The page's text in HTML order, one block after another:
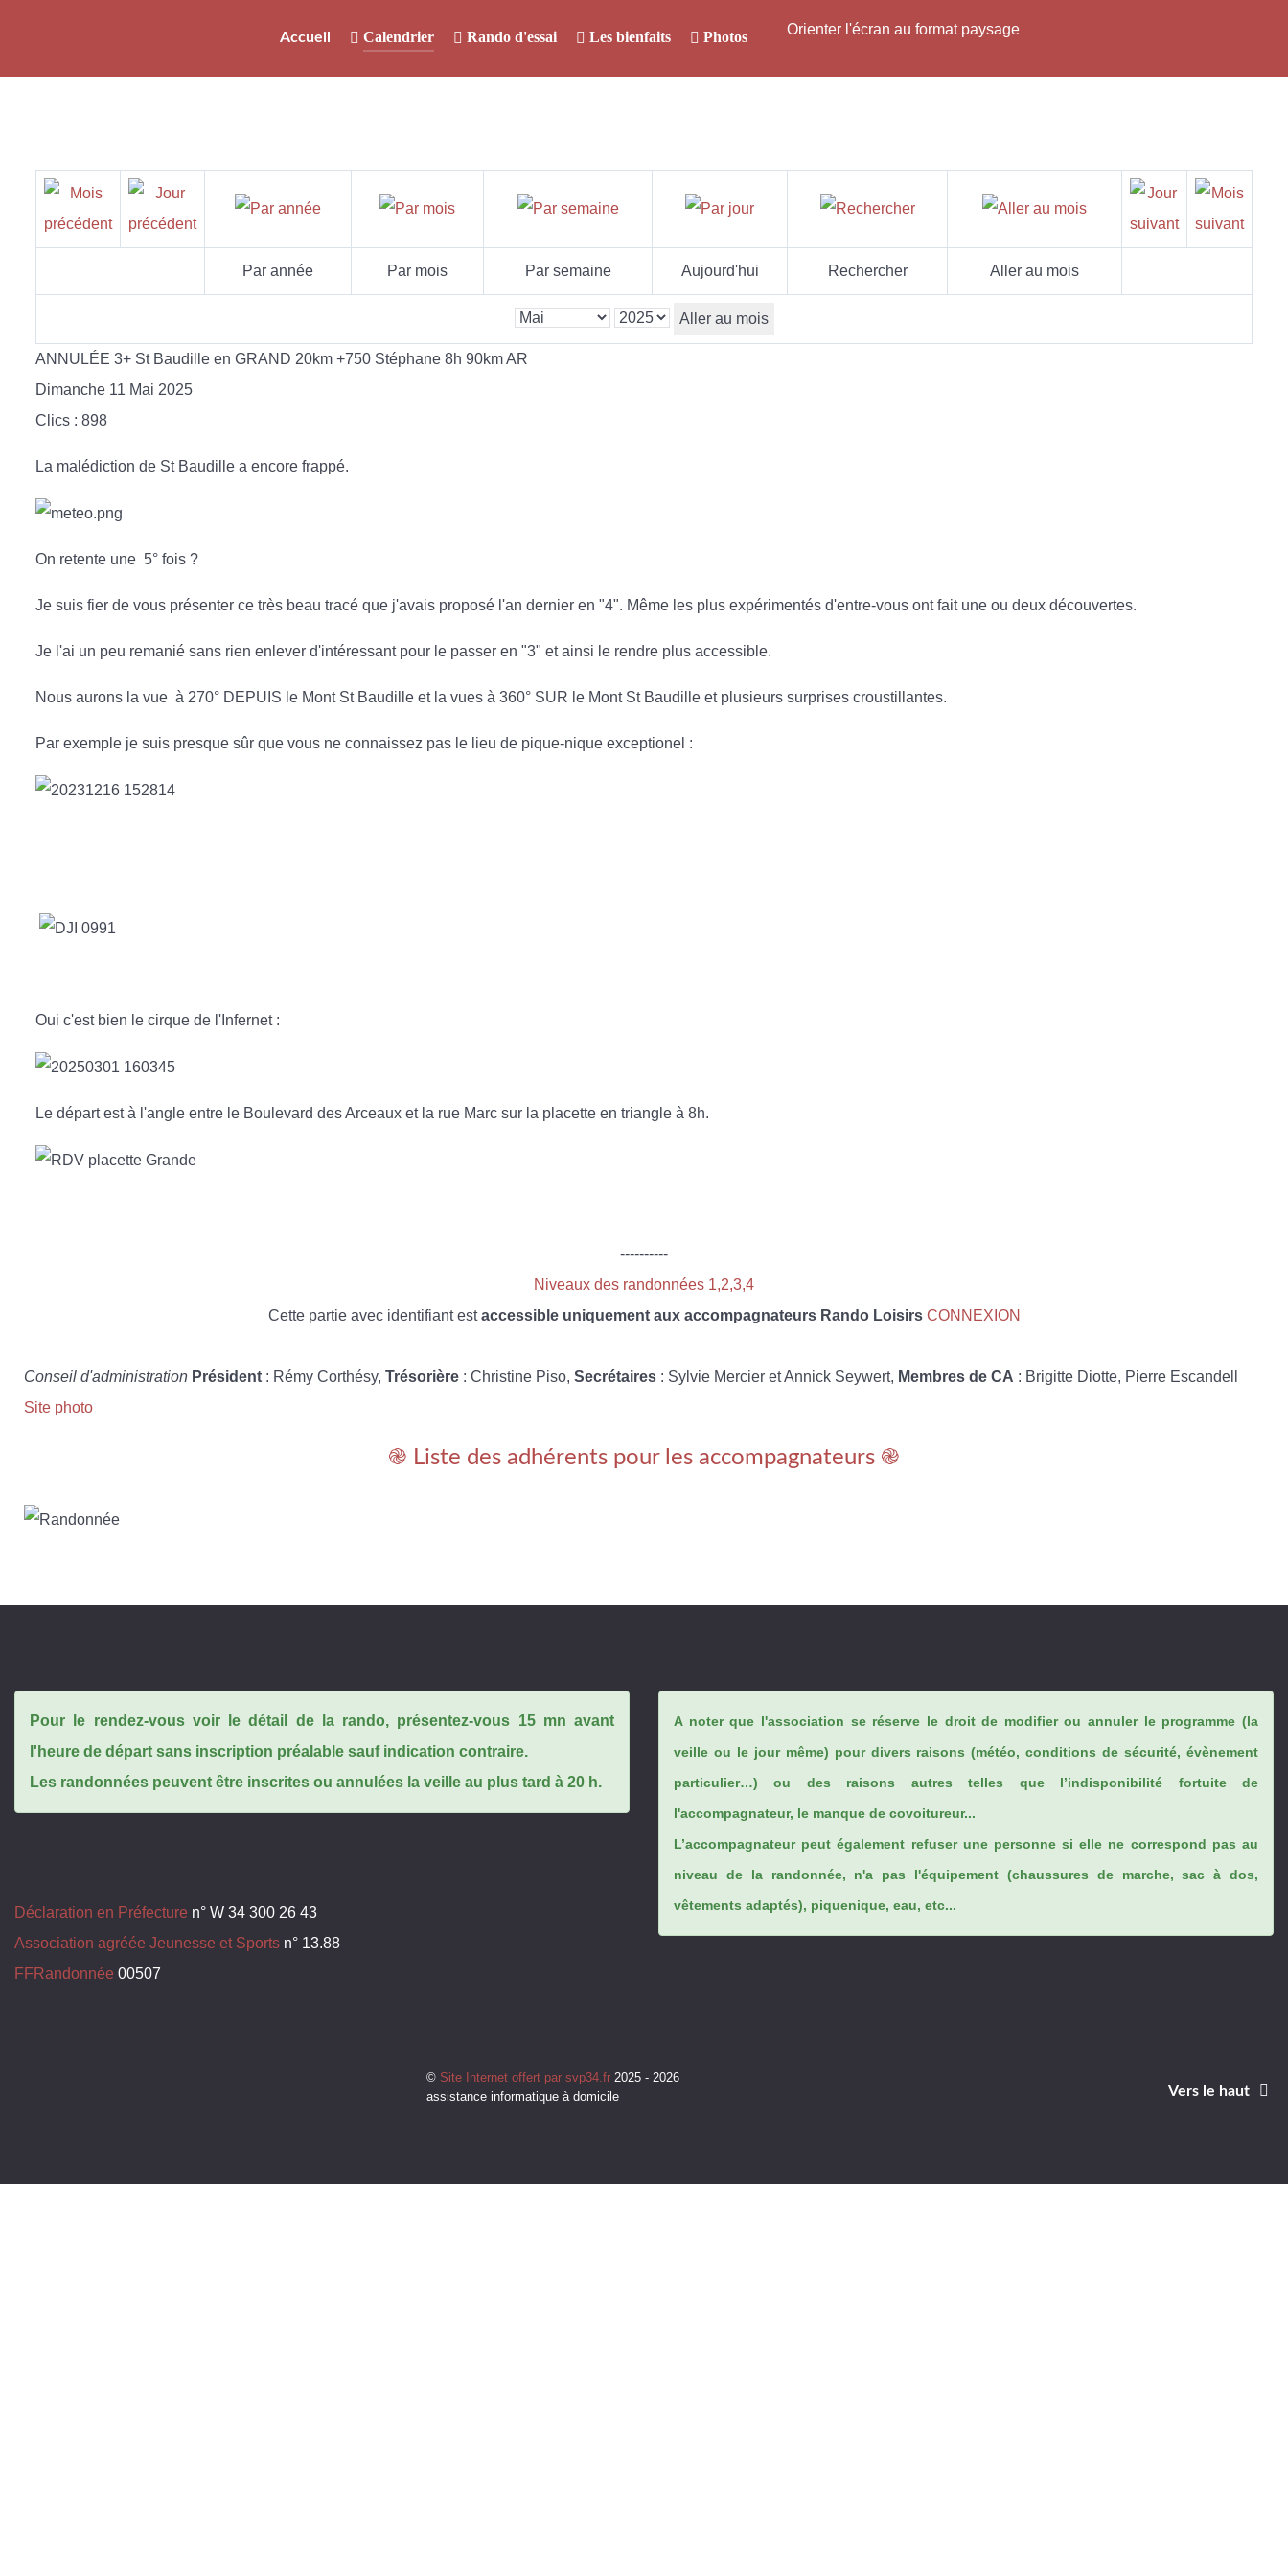
Accueil Calendrier Rando d'essai Les bienfaits Photos Orienter l'écran au format paysage
Par année Par mois Par semaine Aujourd'hui Rechercher Aller au mois
Aller au mois
ANNULÉE 3+ St Baudille en GRAND 20km +750 Stéphane 8h 90km AR
Dimanche 11 Mai 2025
Clics : 898
La malédiction de St Baudille a encore frappé.
On retente une 5° fois ?
Je suis fier de vous présenter ce très beau tracé que j'avais proposé l'an dernier en "4". Même les plus expérimentés d'entre-vous ont fait une ou deux découvertes.
Je l'ai un peu remanié sans rien enlever d'intéressant pour le passer en "3" et ainsi le rendre plus accessible.
Nous aurons la vue à 270° DEPUIS le Mont St Baudille et la vues à 360° SUR le Mont St Baudille et plusieurs surprises croustillantes.
Par exemple je suis presque sûr que vous ne connaissez pas le lieu de pique-nique exceptionel :
Oui c'est bien le cirque de l'Infernet :
Le départ est à l'angle entre le Boulevard des Arceaux et la rue Marc sur la placette en triangle à 8h.
----------
Niveaux des randonnées 1,2,3,4
Cette partie avec identifiant estaccessible uniquement aux accompagnateurs Rando Loisirs CONNEXION
Conseil d'administration Président : Rémy Corthésy, Trésorière : Christine Piso, Secrétaires : Sylvie Mercier et Annick Seywert, Membres de CA : Brigitte Diotte, Pierre Escandell
Site photo
֎ Liste des adhérents pour les accompagnateurs ֎
Pour le rendez-vous voir le détail de la rando, présentez-vous 15 mn avant
l'heure de départ sans inscription préalable sauf indication contraire.
Les randonnées peuvent être inscrites ou annulées la veille au plus tard à 20 h.
Déclaration en Préfecture n° W 34 300 26 43
Association agréée Jeunesse et Sports n° 13.88
FFRandonnée 00507
A noter que l'association se réserve le droit de modifier ou annuler le programme (la
veille ou le jour même) pour divers raisons (météo, conditions de sécurité, évènement
particulier…) ou des raisons autres telles que l’indisponibilité fortuite de
l'accompagnateur, le manque de covoitureur...
L’accompagnateur peut également refuser une personne si elle ne correspond pas au
niveau de la randonnée, n'a pas l'équipement (chaussures de marche, sac à dos,
vêtements adaptés), piquenique, eau, etc...
© Site Internet offert par svp34.fr 2025 - 2026
assistance informatique à domicile
Vers le haut